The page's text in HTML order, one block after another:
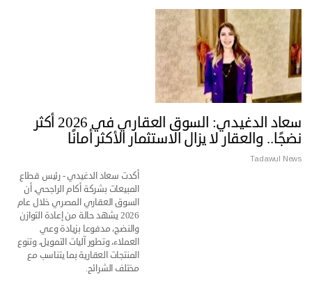
سعاد الدغيدي: السوق العقاري في 2026 أكثر
نضجًا.. والعقار لا يزال الاستثمار الأكثر أمانًا
Tadawul News
أكدت سعاد الدغيدي - رئيس قطاع
المبيعات بشركة أكام الراجحي، أن
السوق العقاري المصري خلال عام
2026 يشهد حالة من إعادة التوازن
والنضج، مدفوعا بزيادة وعي
العملاء، وتطور آليات التمويل، وتنوع
المنتجات العقارية بما يتناسب مع
مختلف الشرائح.